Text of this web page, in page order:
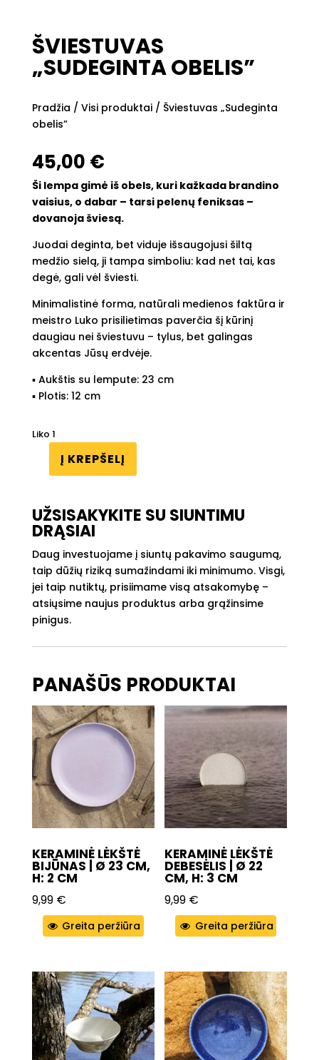
ŠVIESTUVAS
„SUDEGINTA OBELIS”
Pradžia / Visi produktai/ Šviestuvas „Sudeginta
obelis”
45,00 €
Ši lempa gimė iš obels, kuri kažkada brandino
vaisius, o dabar – tarsi pelenų feniksas –
dovanoja šviesą.
Juodai deginta, bet viduje išsaugojusi šiltą
medžio sielą, ji tampa simboliu: kad net tai, kas
degė, gali vėl šviesti.
Minimalistinė forma, natūrali medienos faktūra ir
meistro Luko prisilietimas paverčia šį kūrinį
daugiau nei šviestuvu – tylus, bet galingas
akcentas Jūsų erdvėje.
▪︎ Aukštis su lempute: 23 cm
▪︎ Plotis: 12 cm
Liko 1
produkto
„Sudeginta
obelis"
Į KREPŠELĮ
UŽSISAKYKITE SU SIUNTIMU
DRĄSIAI
Daug investuojame į siuntų pakavimo saugumą,
taip dūžių riziką sumažindami iki minimumo. Visgi,
jei taip nutiktų, prisiimame visą atsakomybę –
atsiųsime naujus produktus arba grąžinsime
pinigus.
PANAŠŪS PRODUKTAI
KERAMINĖ LĖKŠTĖ
BIJŪNAS | Ø 23 CM,
H: 2 CM
9,99 €
Greita peržiūra
KERAMINĖ LĖKŠTĖ
DEBESĖLIS | Ø 22
CM, H: 3 CM
9,99 €
Greita peržiūra